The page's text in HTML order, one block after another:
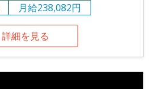
月給238,082円
詳細を見る